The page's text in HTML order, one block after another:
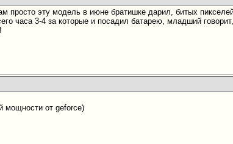
просто эту модель в июне братишке дарил, битых
часа 3-4 за которые и посадил батарею, младший
мощности oт geforce)